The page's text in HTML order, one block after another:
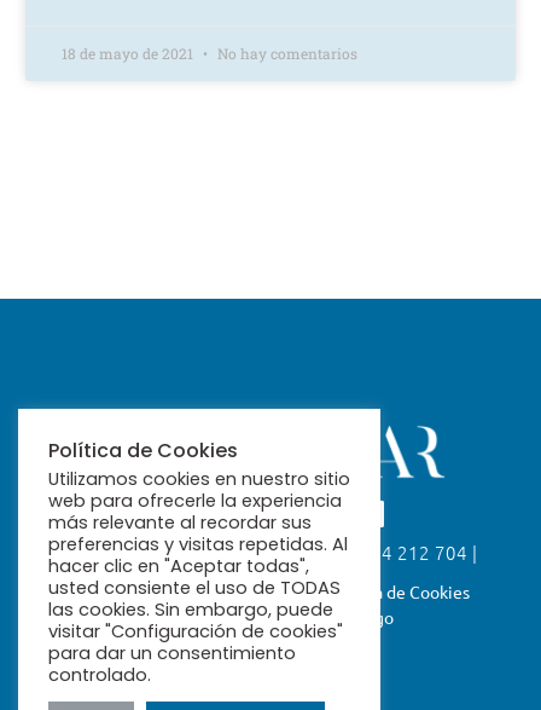
18 de mayo de 2021 No hay comentarios
Calle Fabiola, 26. 41004 Sevilla | 954 212 704 |
ribamar@ribamar.org
Aviso LegalPolítica de PrivacidadPolítica de Cookies
Términos y Condiciones de Pago
Política de Cookies
Utilizamos cookies en nuestro sitio
web para ofrecerle la experiencia
más relevante al recordar sus
preferencias y visitas repetidas. Al
hacer clic en "Aceptar todas",
usted consiente el uso de TODAS
las cookies. Sin embargo, puede
visitar "Configuración de cookies"
para dar un consentimiento
controlado.